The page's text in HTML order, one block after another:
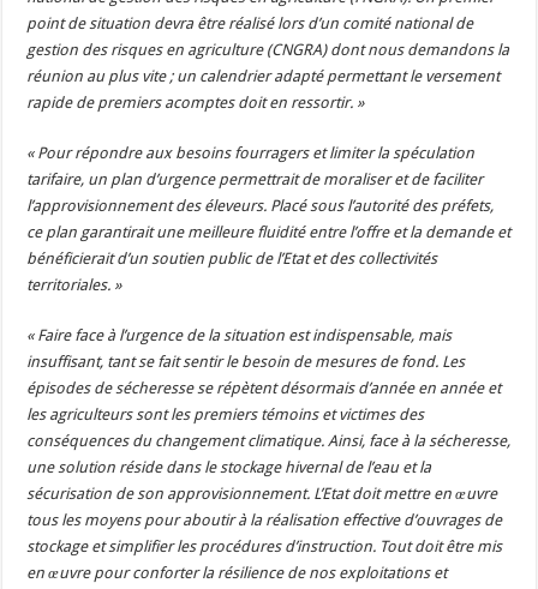
point de situation devra être réalisé lors d’un comité national de
gestion des risques en agriculture (CNGRA) dont nous demandons la
réunion au plus vite ; un calendrier adapté permettant le versement
rapide de premiers acomptes doit en ressortir. »
« Pour répondre aux besoins fourragers et limiter la spéculation
tarifaire, un plan d’urgence permettrait de moraliser et de faciliter
l’approvisionnement des éleveurs. Placé sous l’autorité des préfets,
ce plan garantirait une meilleure fluidité entre l’offre et la demande et
bénéficierait d’un soutien public de l’Etat et des collectivités
territoriales. »
« Faire face à l’urgence de la situation est indispensable, mais
insuffisant, tant se fait sentir le besoin de mesures de fond. Les
épisodes de sécheresse se répètent désormais d’année en année et
les agriculteurs sont les premiers témoins et victimes des
conséquences du changement climatique. Ainsi, face à la sécheresse,
une solution réside dans le stockage hivernal de l’eau et la
sécurisation de son approvisionnement. L’Etat doit mettre en œuvre
tous les moyens pour aboutir à la réalisation effective d’ouvrages de
stockage et simplifier les procédures d’instruction. Tout doit être mis
en œuvre pour conforter la résilience de nos exploitations et